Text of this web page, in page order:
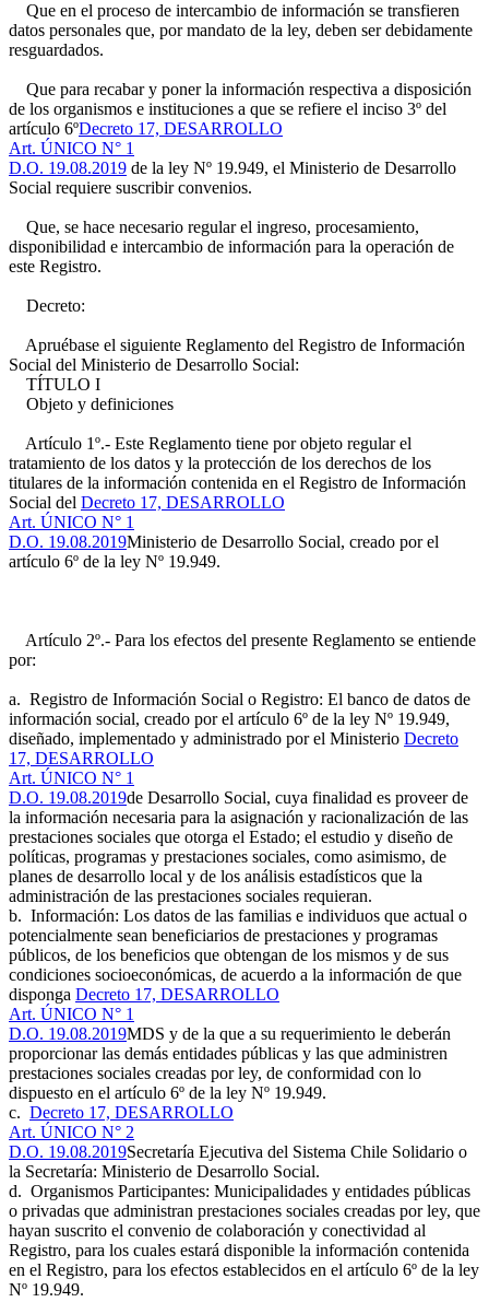
Que en el proceso de intercambio de información se transfieren
datos personales que, por mandato de la ley, deben ser debidamente
resguardados.
Que para recabar y poner la información respectiva a disposición
de los organismos e instituciones a que se refiere el inciso 3º del
artículo 6ºDecreto 17, DESARROLLO
Art. ÚNICO N° 1
D.O. 19.08.2019 de la ley Nº 19.949, el Ministerio de Desarrollo
Social requiere suscribir convenios.
Que, se hace necesario regular el ingreso, procesamiento,
disponibilidad e intercambio de información para la operación de
este Registro.
Decreto:
Apruébase el siguiente Reglamento del Registro de Información
Social del Ministerio de Desarrollo Social:
TÍTULO I
Objeto y definiciones
Artículo 1º.- Este Reglamento tiene por objeto regular el
tratamiento de los datos y la protección de los derechos de los
titulares de la información contenida en el Registro de Información
Social del Decreto 17, DESARROLLO
Art. ÚNICO N° 1
D.O. 19.08.2019Ministerio de Desarrollo Social, creado por el
artículo 6º de la ley Nº 19.949.
Artículo 2º.- Para los efectos del presente Reglamento se entiende
por:
a. Registro de Información Social o Registro: El banco de datos de
información social, creado por el artículo 6º de la ley Nº 19.949,
diseñado, implementado y administrado por el Ministerio Decreto
17, DESARROLLO
Art. ÚNICO N° 1
D.O. 19.08.2019de Desarrollo Social, cuya finalidad es proveer de
la información necesaria para la asignación y racionalización de las
prestaciones sociales que otorga el Estado; el estudio y diseño de
políticas, programas y prestaciones sociales, como asimismo, de
planes de desarrollo local y de los análisis estadísticos que la
administración de las prestaciones sociales requieran.
b. Información: Los datos de las familias e individuos que actual o
potencialmente sean beneficiarios de prestaciones y programas
públicos, de los beneficios que obtengan de los mismos y de sus
condiciones socioeconómicas, de acuerdo a la información de que
disponga Decreto 17, DESARROLLO
Art. ÚNICO N° 1
D.O. 19.08.2019MDS y de la que a su requerimiento le deberán
proporcionar las demás entidades públicas y las que administren
prestaciones sociales creadas por ley, de conformidad con lo
dispuesto en el artículo 6º de la ley Nº 19.949.
c. Decreto 17, DESARROLLO
Art. ÚNICO N° 2
D.O. 19.08.2019Secretaría Ejecutiva del Sistema Chile Solidario o
la Secretaría: Ministerio de Desarrollo Social.
d. Organismos Participantes: Municipalidades y entidades públicas
o privadas que administran prestaciones sociales creadas por ley, que
hayan suscrito el convenio de colaboración y conectividad al
Registro, para los cuales estará disponible la información contenida
en el Registro, para los efectos establecidos en el artículo 6º de la ley
Nº 19.949.